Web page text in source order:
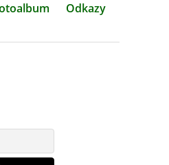
Odkazy